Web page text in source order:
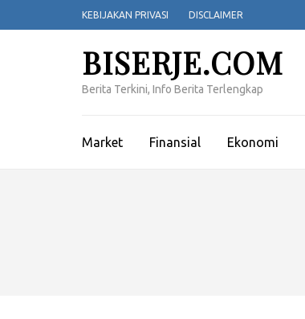
ke
KEBIJAKAN PRIVASI DISCLAIMER
BISERJE.COM
Berita Terkini, Info Berita Terlengkap
Market Finansial Ekonomi